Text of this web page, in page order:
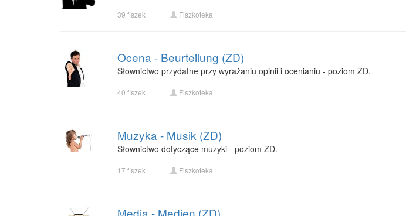
39 fiszek Fiszkoteka
Ocena - Beurteilung (ZD)
Słownictwo przydatne przy wyrażaniu opinii i ocenianiu - poziom ZD.
40 fiszek Fiszkoteka
Muzyka - Musik (ZD)
Słownictwo dotyczące muzyki - poziom ZD.
17 fiszek Fiszkoteka
Media - Medien (ZD)